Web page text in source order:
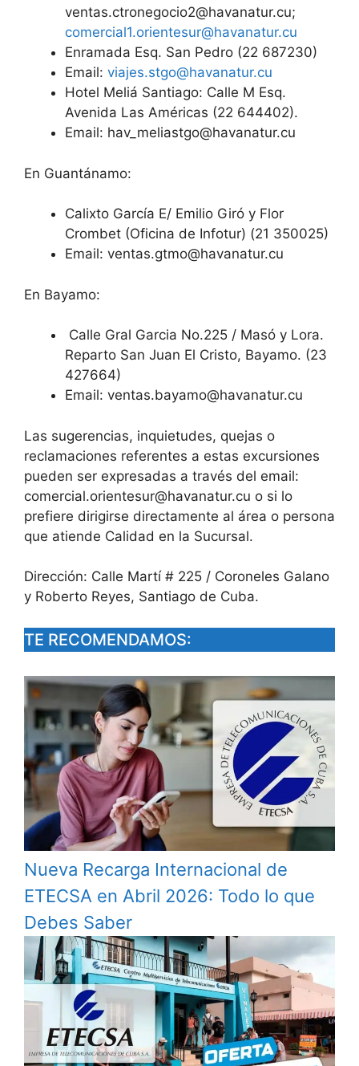
ventas.ctronegocio2@havanatur.cu;
comercial1.orientesur@havanatur.cu
Enramada Esq. San Pedro (22 687230)
Email: viajes.stgo@havanatur.cu
Hotel Meliá Santiago: Calle M Esq.
Avenida Las Américas (22 644402).
Email: hav_meliastgo@havanatur.cu
En Guantánamo:
Calixto García E/ Emilio Giró y Flor
Crombet (Oficina de Infotur) (21 350025)
Email: ventas.gtmo@havanatur.cu
En Bayamo:
Calle Gral Garcia No.225 / Masó y Lora.
Reparto San Juan El Cristo, Bayamo. (23
427664)
Email: ventas.bayamo@havanatur.cu
Las sugerencias, inquietudes, quejas o
reclamaciones referentes a estas excursiones
pueden ser expresadas a través del email:
comercial.orientesur@havanatur.cu o si lo
prefiere dirigirse directamente al área o persona
que atiende Calidad en la Sucursal.
Dirección: Calle Martí # 225 / Coroneles Galano
y Roberto Reyes, Santiago de Cuba.
TE RECOMENDAMOS:
Nueva Recarga Internacional de
ETECSA en Abril 2026: Todo lo que
Debes Saber